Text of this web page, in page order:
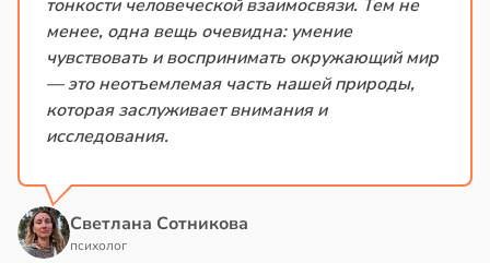
тонкости человеческой взаимосвязи. Тем не
менее, одна вещь очевидна: умение
чувствовать и воспринимать окружающий мир
— это неотъемлемая часть нашей природы,
которая заслуживает внимания и
исследования.
Светлана Сотникова
психолог